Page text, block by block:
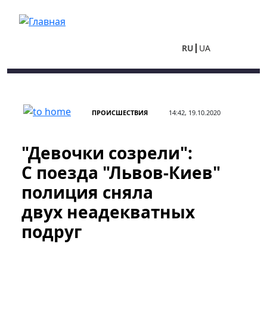
RU UA
ПРОИСШЕСТВИЯ 14:42, 19.10.2020
"Девочки созрели":
С поезда "Львов-Киев"
полиция сняла
двух неадекватных
подруг